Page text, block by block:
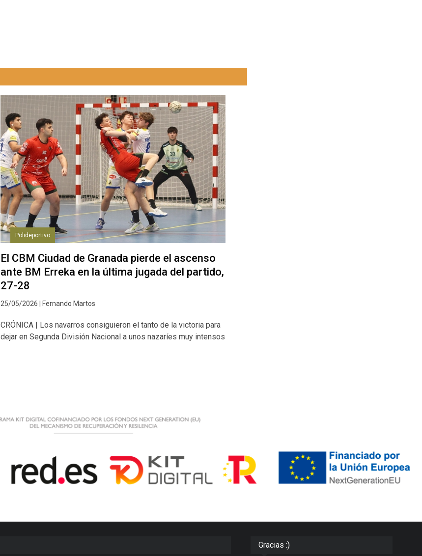
Polideportivo
El CBM Ciudad de Granada pierde el ascenso
ante BM Erreka en la última jugada del partido,
27-28
25/05/2026 | Fernando Martos
CRÓNICA | Los navarros consiguieron el tanto de la victoria para
dejar en Segunda División Nacional a unos nazaríes muy intensos
Gracias :)